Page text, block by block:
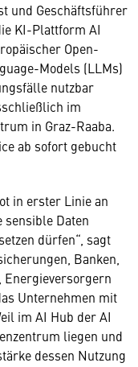
und Geschäftsführer
KI-Plattform AI
Open-
Models (LLMs)
nutzbar
im
in Graz-Raaba.
ab sofort gebucht
in erster Linie an
sensible Daten
dürfen“, sagt
Banken,
Energieversorgern
Unternehmen mit
im AI Hub der AI
liegen und
dessen Nutzung